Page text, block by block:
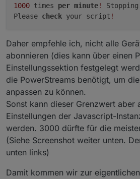
1000 times per minute!
Please check your script !
Daher empfehle ich, nicht alle
abonnieren (dies kann über einen
Einstellungssektion festgelegt
die PowerStreams benötigt, um
anpassen zu können.
Sonst kann dieser Grenzwert aber
Einstellungen der Javascript-
werden. 3000 dürfte für die
(Siehe Screenshot weiter unten.
unten links)
Damit kommen wir zur